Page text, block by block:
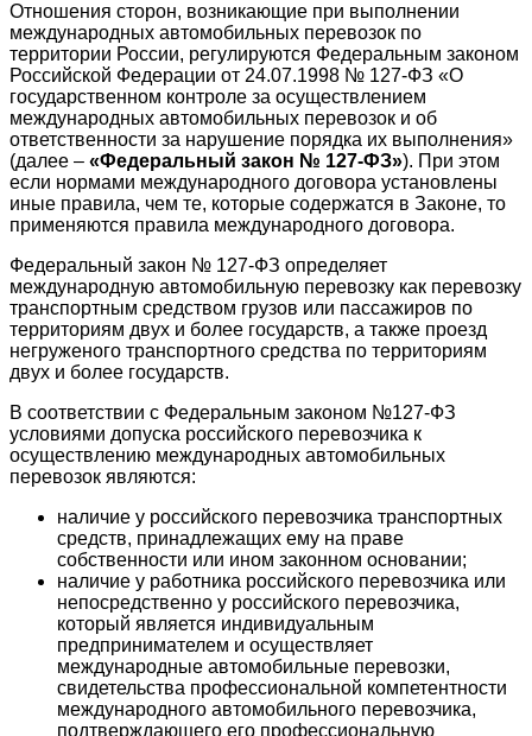
Отношения сторон, возникающие при выполнении
международных автомобильных перевозок по
территории России, регулируются Федеральным законом
Российской Федерации от 24.07.1998 № 127-ФЗ «О
государственном контроле за осуществлением
международных автомобильных перевозок и об
ответственности за нарушение порядка их выполнения»
(далее – «Федеральный закон № 127-ФЗ»). При этом
если нормами международного договора установлены
иные правила, чем те, которые содержатся в Законе, то
применяются правила международного договора.
Федеральный закон № 127-ФЗ определяет
международную автомобильную перевозку как перевозку
транспортным средством грузов или пассажиров по
территориям двух и более государств, а также проезд
негруженого транспортного средства по территориям
двух и более государств.
В соответствии с Федеральным законом №127-ФЗ
условиями допуска российского перевозчика к
осуществлению международных автомобильных
перевозок являются:
наличие у российского перевозчика транспортных
средств, принадлежащих ему на праве
собственности или ином законном основании;
наличие у работника российского перевозчика или
непосредственно у российского перевозчика,
который является индивидуальным
предпринимателем и осуществляет
международные автомобильные перевозки,
свидетельства профессиональной компетентности
международного автомобильного перевозчика,
подтверждающего его профессиональную